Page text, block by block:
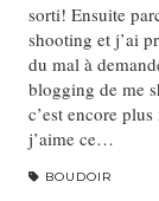
sorti! Ensuite
shooting et j’ai
du mal à
blogging de me
c’est encore
j’aime ce…
BOUDOIR